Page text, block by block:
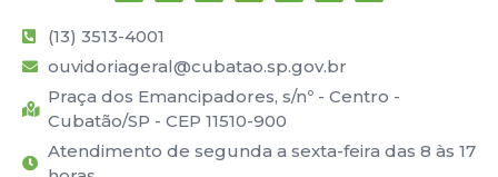
(13) 3513-4001
ouvidoriageral@cubatao.sp.gov.br
Praça dos Emancipadores, s/nº - Centro -
Cubatão/SP - CEP 11510-900
Atendimento de segunda a sexta-feira das 8 às 17